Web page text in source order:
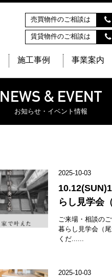
売買物件のご相談は
賃貸物件のご相談は
施工事例 事業案内
NEWS & EVENT
お知らせ・イベント情報
2025-10-03
らし見学会
ご来場・相談の
暮らし見学会（
くだ......
2025-10-03